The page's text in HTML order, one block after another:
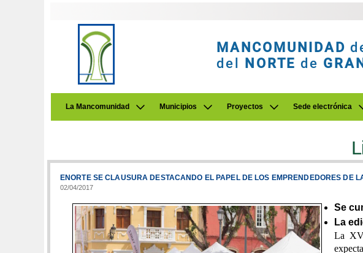
MANCOMUNIDAD
del NORTE de
La Mancomunidad Municipios Proyectos Sede electrónica
ENORTE SE CLAUSURA DESTACANDO EL PAPEL DE LOS EMPRENDEDORES DE
02/04/2017
Se
La
La